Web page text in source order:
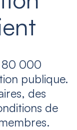
80 000
publique.
des
de